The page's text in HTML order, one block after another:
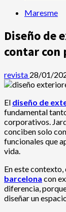
Maresme
Diseño de
contar con
revista 28/01/
El diseño de
fundamental
corporativos.
conciben solo
funcionales que
vida.
En este
barcelona con
diferencia,
diseñar un